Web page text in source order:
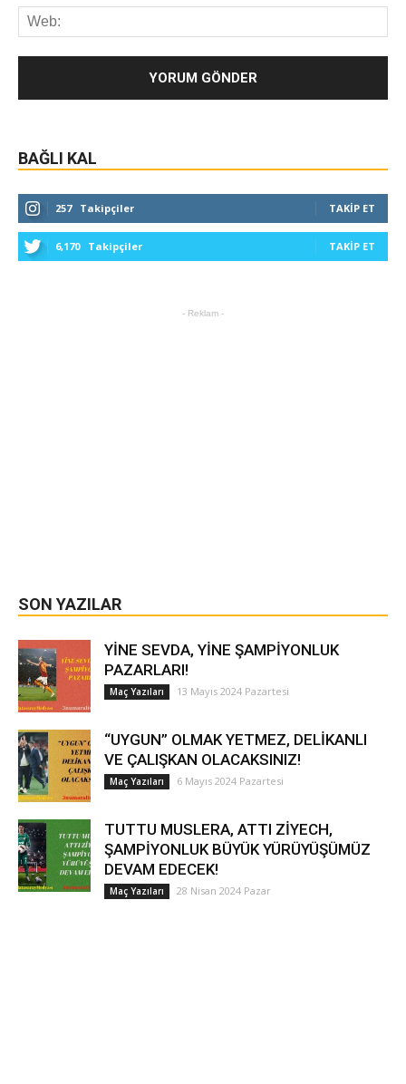
BAĞLI KAL
257 Takipçiler TAKIP ET
6,170 Takipçiler TAKIP ET
- Reklam -
SON YAZILAR
YİNE SEVDA, YİNE ŞAMPİYONLUK
PAZARLARI!
Maç Yazıları 13 Mayıs 2024 Pazartesi
“UYGUN” OLMAK YETMEZ, DELİKANLI
VE ÇALIŞKAN OLACAKSINIZ!
Maç Yazıları 6 Mayıs 2024 Pazartesi
TUTTU MUSLERA, ATTI ZİYECH,
ŞAMPİYONLUK BÜYÜK YÜRÜYÜŞÜMÜZ
DEVAM EDECEK!
Maç Yazıları 28 Nisan 2024 Pazar